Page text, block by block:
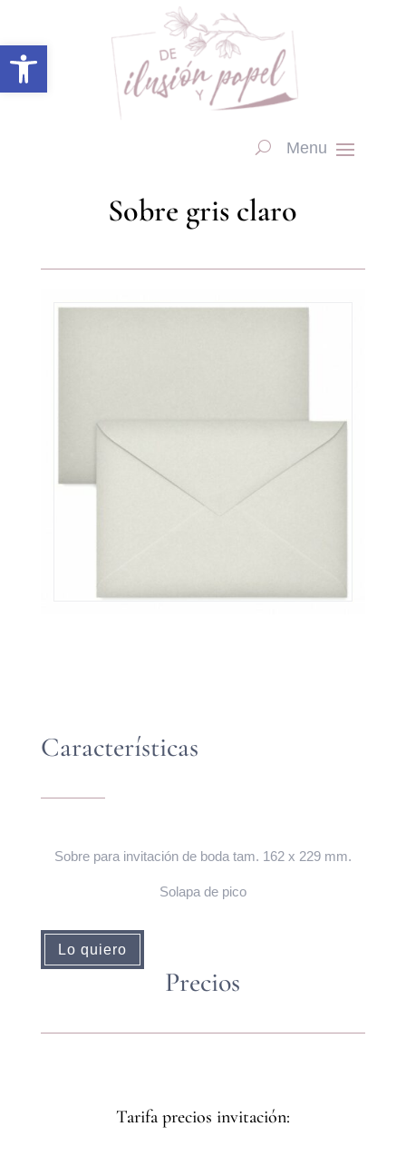
Abrir barra de herramientas
Sobre gris claro
Características
Sobre para invitación de boda tam. 162 x 229 mm.
Solapa de pico
Lo quiero
Precios
Tarifa precios invitación: